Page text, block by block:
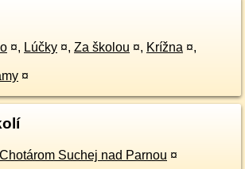
¤, Lúčky ¤, Za školou ¤, Krížna ¤,
¤
Suchej nad Parnou ¤